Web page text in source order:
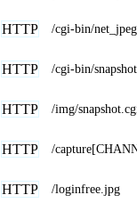
HTTP /cgi-bin/
HTTP /cgi-bin/
HTTP /img/
HTTP /
HTTP /loginfree.jpg